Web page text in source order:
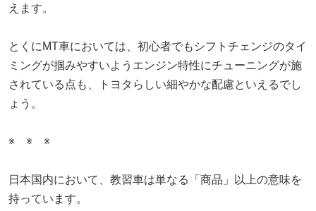
えます。
とくにMT車においては、初心者でもシフトチェンジのタイ
ミングが掴みやすいようエンジン特性にチューニングが施
されている点も、トヨタらしい細やかな配慮といえるでし
ょう。
※ ※ ※
日本国内において、教習車は単なる「商品」以上の意味を
持っています。